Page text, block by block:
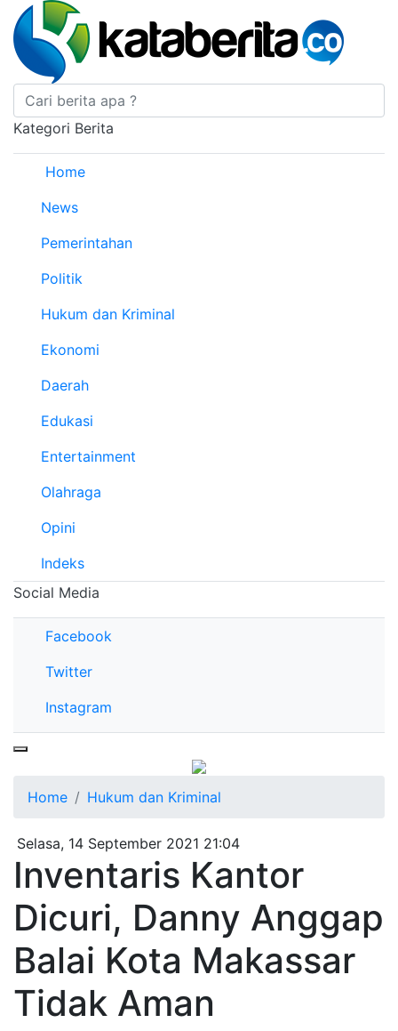
Kategori Berita
Home
News
Pemerintahan
Politik
Hukum dan Kriminal
Ekonomi
Daerah
Edukasi
Entertainment
Olahraga
Opini
Indeks
Social Media
Facebook
Twitter
Instagram
Home Hukum dan Kriminal
Selasa, 14 September 2021 21:04
Inventaris Kantor
Dicuri, Danny Anggap
Balai Kota Makassar
Tidak Aman